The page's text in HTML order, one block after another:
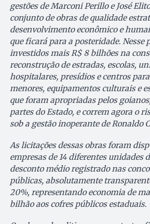
gestões de Marconi Perillo e José
conjunto de obras de qualidade
desenvolvimento econômico e
que ficará para a posteridade. Nesse
investidos mais R$ 8 bilhões na
reconstrução de estradas, escolas,
hospitalares, presídios e centros
menores, equipamentos culturais e
que foram apropriadas pelos
partes do Estado, e correm agora o
sob a gestão inoperante de Ronaldo
As licitações dessas obras foram
empresas de 14 diferentes unidades
desconto médio registrado nas
públicas, absolutamente
20%, representando economia de
bilhão aos cofres públicos estaduais.